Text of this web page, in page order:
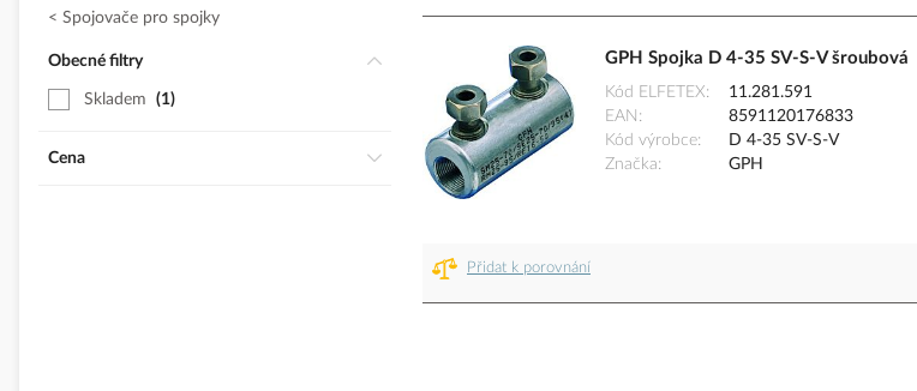
GPH Spojka D 4-35 SV-S-V šroubová
Kód ELFETEX
11.281.591
EAN
8591120176833
Kód výrobce
D 4-35 SV-S-V
Značka
GPH
Přidat k porovnání
Spojovače pro spojky
Obecné filtry
Skladem 1
Cena